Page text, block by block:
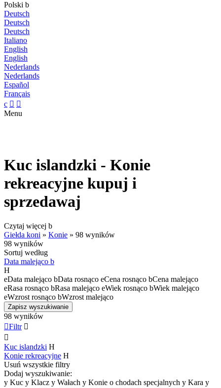
Polski b
Deutsch
Deutsch
Deutsch
Italiano
English
English
Nederlands
Nederlands
Español
Français
c  
Menu
Kuc islandzki - Konie
rekreacyjne kupuj i
sprzedawaj
Czytaj więcej b
Giełda koni » Konie » 98 wyników
98 wyników
Sortuj według
Data malejąco b
H
eData malejąco bData rosnąco eCena rosnąco bCena malejąco
eRasa rosnąco bRasa malejąco eWiek rosnąco bWiek malejąco
eWzrost rosnąco bWzrost malejąco
Zapisz wyszukiwanie
98 wyników
Filtr 

Kuc islandzki H
Konie rekreacyjne H
Usuń wszystkie filtry
Dodaj wyszukiwanie:
y Kuc y Klacz y Wałach y Konie o chodach specjalnych y Kara y